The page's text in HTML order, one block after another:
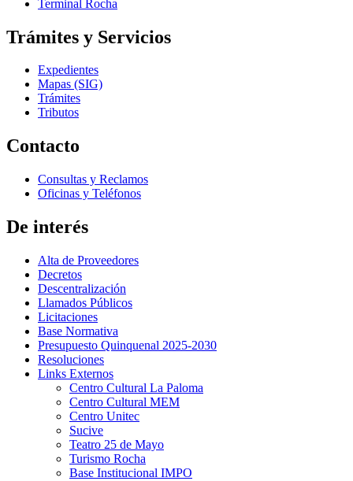
Terminal Rocha
Trámites y Servicios
Expedientes
Mapas (SIG)
Trámites
Tributos
Contacto
Consultas y Reclamos
Oficinas y Teléfonos
De interés
Alta de Proveedores
Decretos
Descentralización
Llamados Públicos
Licitaciones
Base Normativa
Presupuesto Quinquenal 2025-2030
Resoluciones
Links Externos
Centro Cultural La Paloma
Centro Cultural MEM
Centro Unitec
Sucive
Teatro 25 de Mayo
Turismo Rocha
Base Institucional IMPO